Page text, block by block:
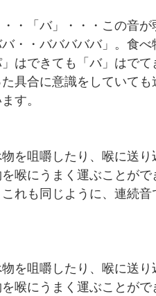
・「バ」・・・この音
・・バババババ」。食べ
はできても「バ」はでて
具合に意識をしていて
す。
を咀嚼したり、喉に送
喉にうまく運ぶことがで
れも同じように、連続
を咀嚼したり、喉に送
喉にうまく運ぶことがで